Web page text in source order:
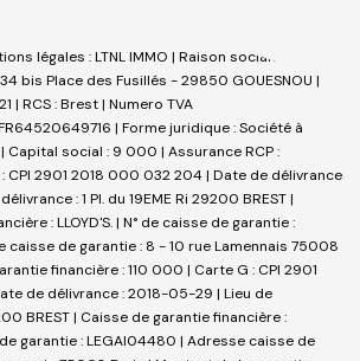
légales : LTNL IMMO | Raison sociale : LTNL |
bis Place des Fusillés - 29850 GOUESNOU |
| RCS : Brest | Numero TVA
| Forme juridique : Société à
social : 9 000 | Assurance RCP :
: CPI 2901 2018 000 032 204 | Date de délivrance
: 1 Pl. du 19EME Ri 29200 BREST |
: LLOYD'S. | N° de caisse de garantie :
caisse de garantie : 8 - 10 rue Lamennais 75008
financière : 110 000 | Carte G : CPI 2901
de délivrance : 2018-05-29 | Lieu de
BREST | Caisse de garantie financière :
de garantie : LEGAI04480 | Adresse caisse de